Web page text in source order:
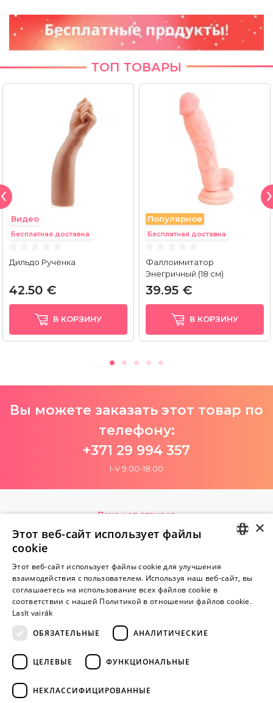
ТОП ТОВАРЫ
Видео
Бесплатная доставка
Дильдо Ручёнка
42.50 €
В КОРЗИНУ
Популярное
Бесплатная доставка
Фаллоимитатор
Энегричный (18 cм)
39.95 €
В КОРЗИНУ
Вы можете заказать этот товар по
телефону:
+371 29 994 357
I-V 9:00-18:00
Пока нет отзывов
Внимание! Yesyes.lv содержит откровенную сексуальную
информацию и изо.
+371 29 994 357
RUSSIAN
×
Этот веб-сайт использует файлы
cookie
Этот веб-сайт использует файлы cookie для улучшения
взаимодействия с пользователем. Используя наш веб-сайт, вы
соглашаетесь на использование всех файлов cookie в
соответствии с нашей Политикой в ​​отношении файлов cookie.
Lasīt vairāk
ОБЯЗАТЕЛЬНЫЕ
АНАЛИТИЧЕСКИЕ
ЦЕЛЕВЫЕ ФУНКЦИОНАЛЬНЫЕ
НЕКЛАССИФИЦИРОВАННЫЕ